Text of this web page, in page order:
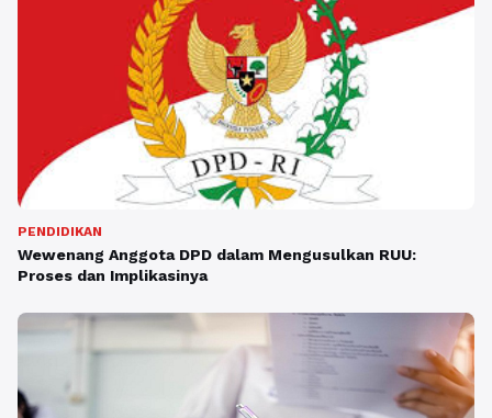
PENDIDIKAN
Wewenang Anggota DPD dalam Mengusulkan RUU:
Proses dan Implikasinya